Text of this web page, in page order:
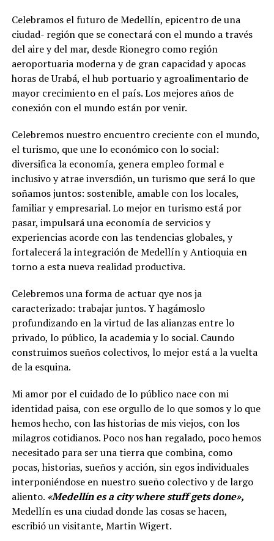
Celebramos el futuro de Medellín, epicentro de una
ciudad- región que se conectará con el mundo a través
del aire y del mar, desde Rionegro como región
aeroportuaria moderna y de gran capacidad y apocas
horas de Urabá, el hub portuario y agroalimentario de
mayor crecimiento en el país. Los mejores años de
conexión con el mundo están por venir.
Celebremos nuestro encuentro creciente con el mundo,
el turismo, que une lo económico con lo social:
diversifica la economía, genera empleo formal e
inclusivo y atrae inversdión, un turismo que será lo que
soñamos juntos: sostenible, amable con los locales,
familiar y empresarial. Lo mejor en turismo está por
pasar, impulsará una economía de servicios y
experiencias acorde con las tendencias globales, y
fortalecerá la integración de Medellín y Antioquia en
torno a esta nueva realidad productiva.
Celebremos una forma de actuar qye nos ja
caracterizado: trabajar juntos. Y hagámoslo
profundizando en la virtud de las alianzas entre lo
privado, lo público, la academia y lo social. Caundo
construimos sueños colectivos, lo mejor está a la vuelta
de la esquina.
Mi amor por el cuidado de lo público nace con mi
identidad paisa, con ese orgullo de lo que somos y lo que
hemos hecho, con las historias de mis viejos, con los
milagros cotidianos. Poco nos han regalado, poco hemos
necesitado para ser una tierra que combina, como
pocas, historias, sueños y acción, sin egos individuales
interponiéndose en nuestro sueño colectivo y de largo
aliento. «Medellín es a city where stuff gets done»,
Medellín es una ciudad donde las cosas se hacen,
escribió un visitante, Martin Wigert.